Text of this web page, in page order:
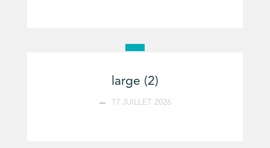
large (2)
17 JUILLET 2026